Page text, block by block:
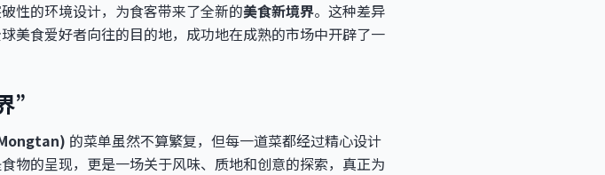
性的环境设计，为食客带来了全新的美食新境界。这种差异
美食爱好者向往的目的地，成功地在成熟的市场中开辟了一
”
的菜单虽然不算繁复，但每一道菜都经过精心设计
物的呈现，更是一场关于风味、质地和创意的探索，真正为